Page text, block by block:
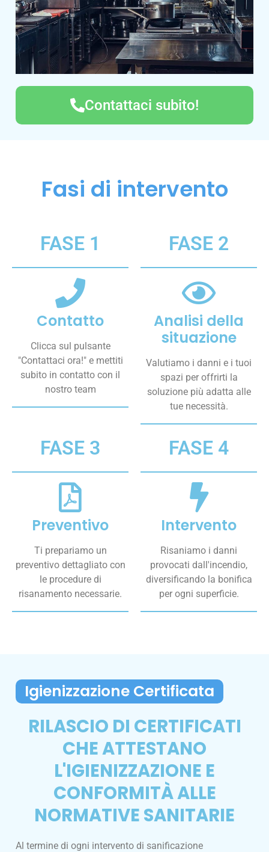
Contattaci subito!
Fasi di intervento
FASE 1
Contatto
Clicca sul pulsante
"Contattaci ora!" e mettiti
subito in contatto con il
nostro team
FASE 2
Analisi della
situazione
Valutiamo i danni e i tuoi
spazi per offrirti la
soluzione più adatta alle
tue necessità.
FASE 3
Preventivo
Ti prepariamo un
preventivo dettagliato con
le procedure di
risanamento necessarie.
FASE 4
Intervento
Risaniamo i danni
provocati dall'incendio,
diversificando la bonifica
per ogni superficie.
Igienizzazione Certificata
RILASCIO DI CERTIFICATI
CHE ATTESTANO
L'IGIENIZZAZIONE E
CONFORMITÀ ALLE
NORMATIVE SANITARIE
Al termine di ogni intervento di sanificazione